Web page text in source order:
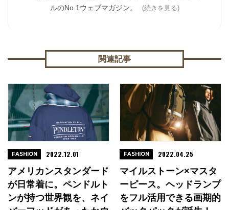
ルのNo.1ウェブマガジン。
(続きを見る)
関連記事
アメリカンスタンダード
が日常着に。ペンドルト
ンが持つ世界観を、ネイ
FASHION 2022.12.01
マイルストーン×マスタ
ーピース。ヘッドランプ
をフル活用できる画期的
FASHION 2022.04.25